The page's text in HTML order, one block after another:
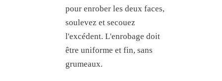
pour enrober les deux faces,
soulevez et secouez
l'excédent. L'enrobage doit
être uniforme et fin, sans
grumeaux.